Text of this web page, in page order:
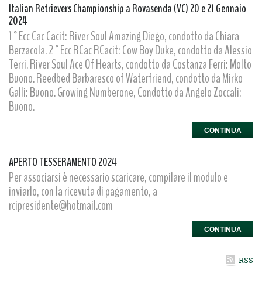
Italian Retrievers Championship a Rovasenda (VC) 20 e 21 Gennaio
2024
1°Ecc Cac Cacit: River Soul Amazing Diego, condotto da Chiara
Berzacola. 2°Ecc RCac RCacit: Cow Boy Duke, condotto da Alessio
Terri. River Soul Ace Of Hearts, condotto da Costanza Ferri: Molto
Buono. Reedbed Barbaresco of Waterfriend, condotto da Mirko
Galli: Buono. Growing Numberone, Condotto da Angelo Zoccali:
Buono.
CONTINUA
APERTO TESSERAMENTO 2024
Per associarsi è necessario scaricare, compilare il modulo e
inviarlo, con la ricevuta di pagamento, a
rcipresidente@hotmail.com
CONTINUA
RSS